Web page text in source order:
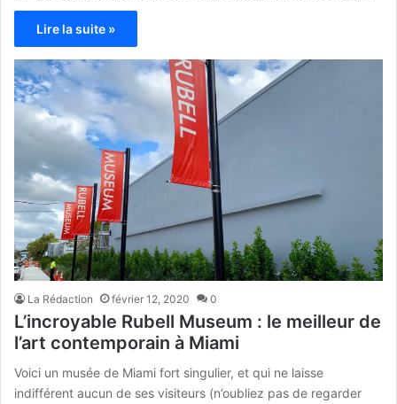
Lire la suite »
La Rédaction février 12, 2020 0
L’incroyable Rubell Museum : le meilleur de
l’art contemporain à Miami
Voici un musée de Miami fort singulier, et qui ne laisse
indifférent aucun de ses visiteurs (n’oubliez pas de regarder